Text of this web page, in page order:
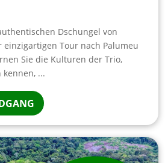
Dschungel von
Tour nach Palumeu
Sie die Kulturen der Trio,
...